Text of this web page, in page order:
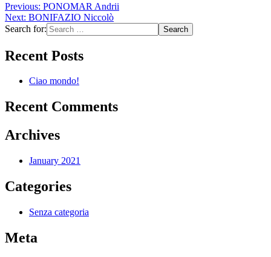
Previous: PONOMAR Andrii
Next: BONIFAZIO Niccolò
Search for:
Recent Posts
Ciao mondo!
Recent Comments
Archives
January 2021
Categories
Senza categoria
Meta